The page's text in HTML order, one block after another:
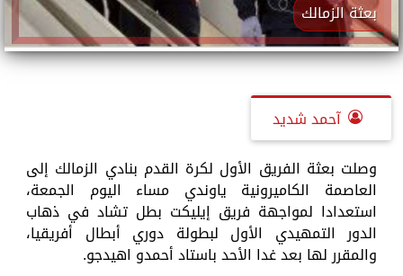
بعثة الزمالك
آحمد شديد
وصلت بعثة الفريق الأول لكرة القدم بنادي الزمالك إلى
العاصمة الكاميرونية ياوندي مساء اليوم الجمعة،
استعدادا لمواجهة فريق إيليكت بطل تشاد في ذهاب
الدور التمهيدي الأول لبطولة دوري أبطال أفريقيا،
والمقرر لها بعد غدا الأحد باستاد أحمدو اهيدجو.